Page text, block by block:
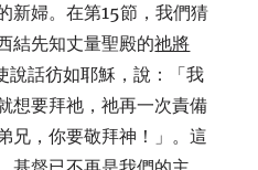
新婦。在第15節，我們猜
結先知丈量聖殿的祂將
說話彷如耶穌，說：「我
想要拜祂，祂再一次責備
兄，你要敬拜神！」。這